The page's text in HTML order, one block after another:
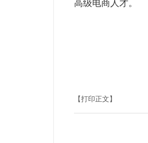
高级电商人才。
【打印正文】